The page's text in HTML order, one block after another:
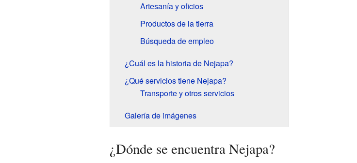
Artesanía y oficios
Productos de la tierra
Búsqueda de empleo
¿Cuál es la historia de Nejapa?
¿Qué servicios tiene Nejapa?
Transporte y otros servicios
Galería de imágenes
¿Dónde se encuentra Nejapa?